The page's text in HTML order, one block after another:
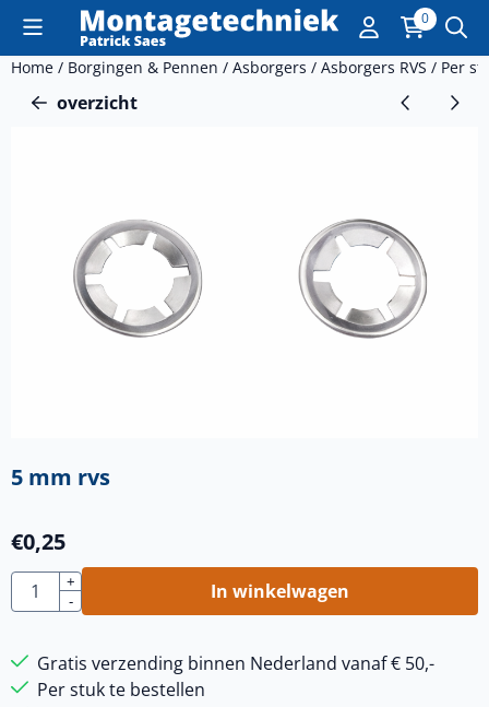
Cookievoorkeuren zijn momenteel gesloten. 0
Home / Borgingen & Pennen / Asborgers / Asborgers RVS / Per
overzicht
5 mm rvs
€0,25
Aantal
+
-
In winkelwagen
Gratis verzending binnen Nederland vanaf € 50,-
Per stuk te bestellen